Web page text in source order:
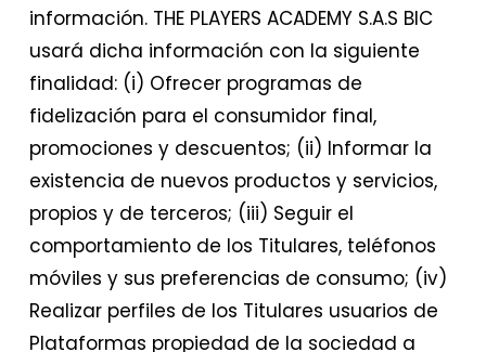
información. THE PLAYERS ACADEMY S.A.S BIC
usará dicha información con la siguiente
finalidad: (i) Ofrecer programas de
fidelización para el consumidor final,
promociones y descuentos; (ii) Informar la
existencia de nuevos productos y servicios,
propios y de terceros; (iii) Seguir el
comportamiento de los Titulares, teléfonos
móviles y sus preferencias de consumo; (iv)
Realizar perfiles de los Titulares usuarios de
Plataformas propiedad de la sociedad a